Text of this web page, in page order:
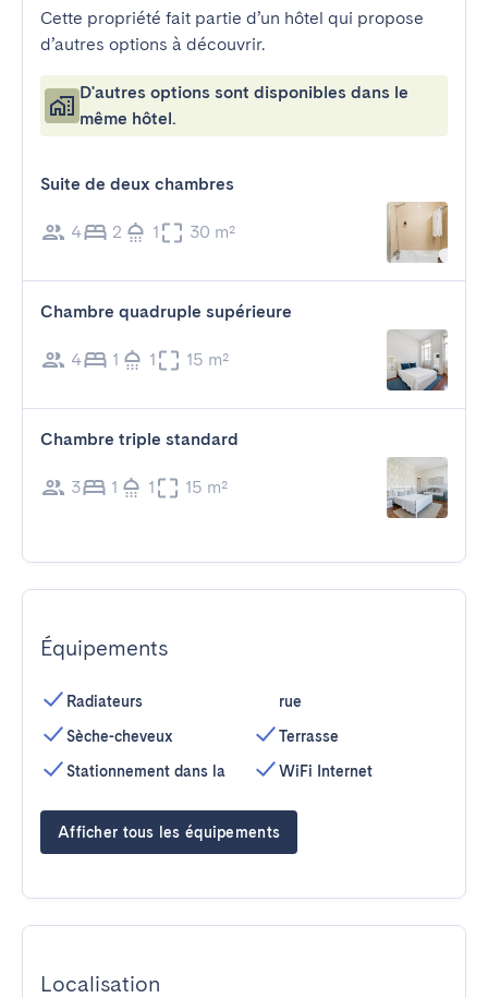
Cette propriété fait partie d’un hôtel qui propose
d’autres options à découvrir.
D'autres options sont disponibles dans le
même hôtel.
Suite de deux chambres
4 2 1 30 m²
Chambre quadruple supérieure
4 1 1 15 m²
Chambre triple standard
3 1 1 15 m²
Équipements
Radiateurs
Sèche-cheveux
Stationnement dans la
rue
Terrasse
WiFi Internet
Afficher tous les équipements
Localisation